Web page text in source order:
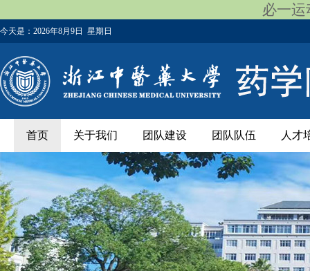
必一运
今天是： 2026年8月9日 星期日
首页 关于我们 团队建设 团队队伍 人才